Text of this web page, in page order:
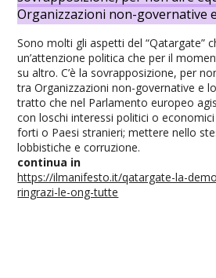
Organizzazioni non-governative
Sono molti gli aspetti del “Qatargate”
un’attenzione politica che per il
su altro. C’è la sovrapposizione, per
tra Organizzazioni non-governative e
tratto che nel Parlamento europeo
con loschi interessi politici o
forti o Paesi stranieri; mettere nello
lobbistiche e corruzione.
continua in
https://ilmanifesto.it/qatargate-la-
ringrazi-le-ong-tutte